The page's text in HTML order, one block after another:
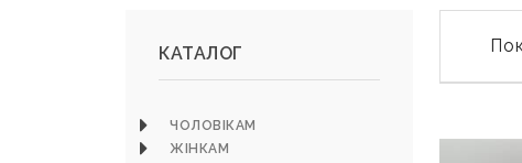
КАТАЛОГ
ЧОЛОВІКАМ
ЖІНКАМ